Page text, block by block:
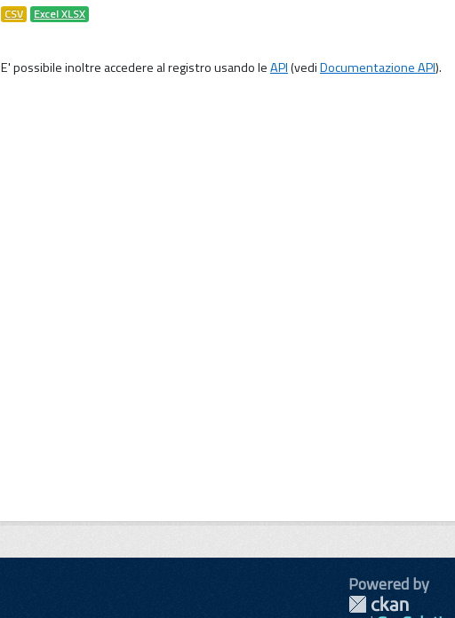
CSV Excel XLSX
E' possibile inoltre accedere al registro usando leAPI(vediDocumentazione API).
Powered by